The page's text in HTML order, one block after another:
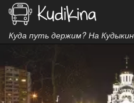
Куда путь держим? На